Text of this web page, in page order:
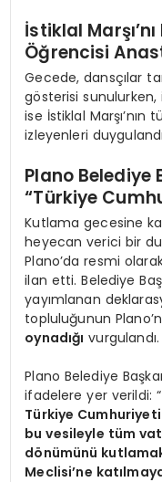
İstiklal
Öğrencisi
Gecede, dansçılar
gösterisi sunulurken,
ise İstiklal Marşı’nın
izleyenleri
Plano Belediye
“Türkiye
Kutlama gecesine
heyecan verici bir
Plano’da resmi
ilan etti. Belediye
yayımlanan
topluluğunun
oynadığı vurgulandı.
Plano Belediye
ifadelere yer verildi: “
Türkiye
bu vesileyle tüm
dönümünü
Meclisi’ne